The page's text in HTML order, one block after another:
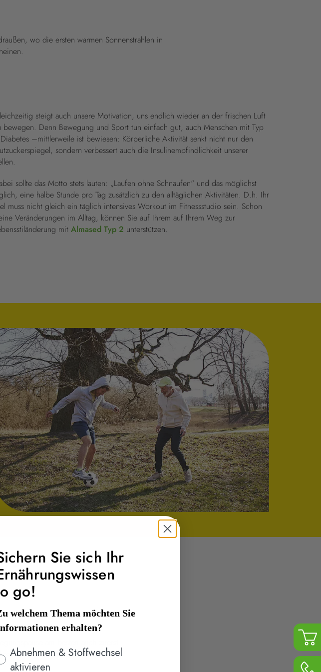
wo die ersten warmen Sonnenstrahlen in
steigt auch unsere Motivation, uns endlich wieder an der frischen Luft
bewegen. Denn Bewegung und Sport tun einfach gut, auch Menschen mit Typ
–mittlerweile ist bewiesen: Körperliche Aktivität senkt nicht nur den
sondern verbessert auch die Insulinempfindlichkeit unserer
sollte das Motto stets lauten: „Laufen ohne Schnaufen“ und das möglichst
eine halbe Stunde pro Tag zusätzlich zu den alltäglichen Aktivitäten. D.h. Ihr
muss nicht gleich ein täglich intensives Workout im Fitnessstudio sein. Schon
Veränderungen im Alltag, können Sie auf Ihrem auf Ihrem Weg zur
mit Almased Typ 2 unterstützen.
am besten auch zuerst
weitere Test durchgeführt
Sie sich Ihr
go!
welchem Thema möchten Sie
erhalten?
Abnehmen & Stoffwechsel
aktivieren